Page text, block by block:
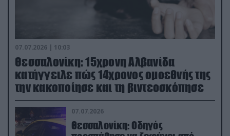
07.07.2026 | 10:03
Θεσσαλονίκη: 15χρονη Αλβανίδα
κατήγγειλε πώς 14χρονος ομοεθνής της
την κακοποίησε και τη βιντεοσκόπησε
07.07.2026
Θεσσαλονίκη: Οδηγός